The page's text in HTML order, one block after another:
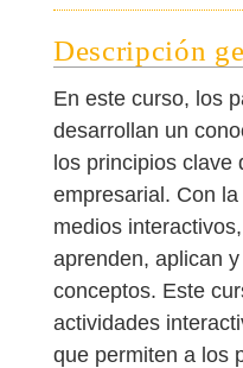
Descripción
En este curso, los
desarrollan un
los principios clave
empresarial. Con
medios
aprenden, aplican
conceptos. Este
actividades
que permiten a los